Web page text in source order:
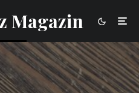
Magazin